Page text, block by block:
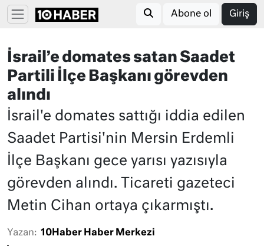
Abone ol Giriş
İsrail’e domates satan Saadet
Partili İlçe Başkanı görevden
alındı
İsrail'e domates sattığı iddia edilen
Saadet Partisi'nin Mersin Erdemli
İlçe Başkanı gece yarısı yazısıyla
görevden alındı. Ticareti gazeteci
Metin Cihan ortaya çıkarmıştı.
Yazan: 10Haber Haber Merkezi